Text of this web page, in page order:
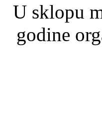
U sklopu
godine